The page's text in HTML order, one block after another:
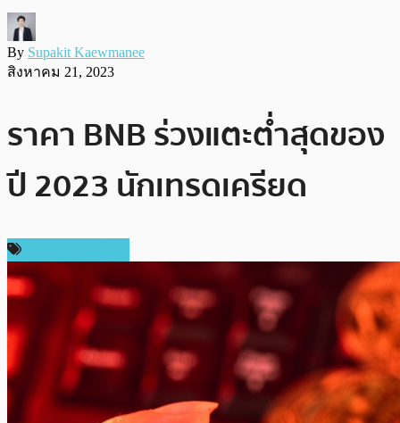
By Supakit Kaewmanee
สิงหาคม 21, 2023
ราคา BNB ร่วงแตะต่ำสุดของ
ปี 2023 นักเทรดเครียด